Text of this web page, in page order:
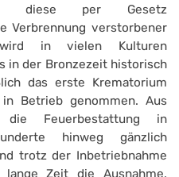
Da diese per Gesetz
Verbrennung verstorbener
in vielen Kulturen
in der Bronzezeit historisch
das erste Krematorium
Betrieb genommen. Aus
die Feuerbestattung in
hinweg gänzlich
trotz der Inbetriebnahme
Zeit die Ausnahme.